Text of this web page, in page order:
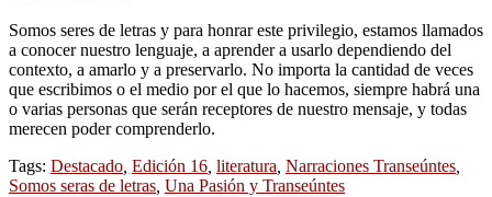
Somos seres de letras y para honrar este privilegio, estamos llamados
a conocer nuestro lenguaje, a aprender a usarlo dependiendo del
contexto, a amarlo y a preservarlo. No importa la cantidad de veces
que escribimos o el medio por el que lo hacemos, siempre habrá una
o varias personas que serán receptores de nuestro mensaje, y todas
merecen poder comprenderlo.
Tags: Destacado, Edición 16, literatura, Narraciones Transeúntes,
Somos seras de letras, Una Pasión y Transeúntes